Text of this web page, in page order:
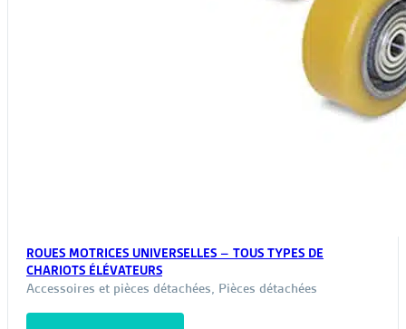
ROUES MOTRICES UNIVERSELLES – TOUS TYPES DE
CHARIOTS ÉLÉVATEURS
Accessoires et pièces détachées, Pièces détachées